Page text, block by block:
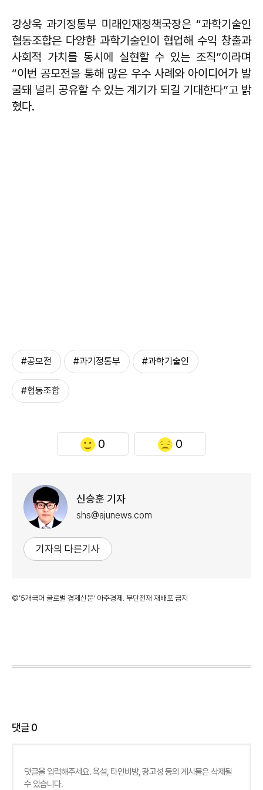
강상욱 과기정통부 미래인재정책국장은 “과학기술인
협동조합은 다양한 과학기술인이 협업해 수익 창출과
사회적 가치를 동시에 실현할 수 있는 조직”이라며
“이번 공모전을 통해 많은 우수 사례와 아이디어가 발
굴돼 널리 공유할 수 있는 계기가 되길 기대한다”고 밝
혔다.
#공모전 #과기정통부 #과학기술인
#협동조합
0 0
신승훈 기자
shs@ajunews.com
기자의 다른기사
©'5개국어 글로벌 경제신문' 아주경제. 무단전재·재배포 금지
댓글0